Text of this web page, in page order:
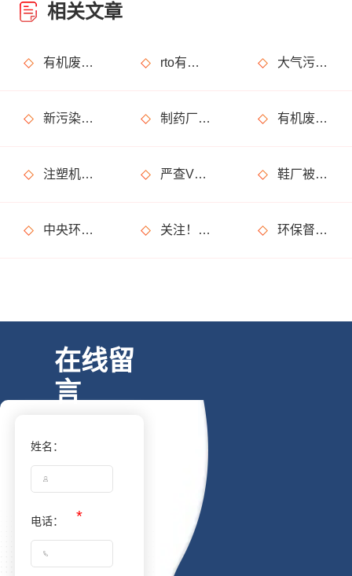
相关文章
有机废气治理工艺效率高吗？ rto有机废气处理设备处理效果怎么样？ 大气污染烟气指的是什么？
新污染物是什么？治理难在哪？如何治？ 制药厂废气处理不达标怎么解决，有哪些废气处理设备可以用? 有机废气是什么?处理方法有哪些?
注塑机废气处理用什么设备?净化效果怎么样? 严查VOCs环境违法行为，工业企业要注意了 鞋厂被罚20万是怎么回事?是废气处理不达标?
中央环保督察亮出“利剑”，省级督察难道就不受关注了？ 关注！3月1日将施行这些环保政策及行业标准，和你我生活有关！ 环保督察又要来了?这些事儿坚决不能做!
在线留
言
姓名：
电话：